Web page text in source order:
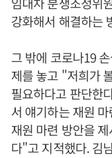
강화해서 해결하는
그 밖에 코로나19
제를 놓고 "저희가
필요하다고 판단한
서 얘기하는 재원
재원 마련 방안을
다"고 지적했다. 김